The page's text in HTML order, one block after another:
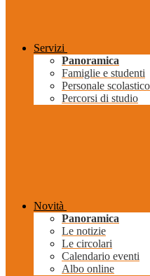
Servizi
Panoramica
Famiglie e studenti
Personale scolastico
Percorsi di studio
Novità
Panoramica
Le notizie
Le circolari
Calendario eventi
Albo online